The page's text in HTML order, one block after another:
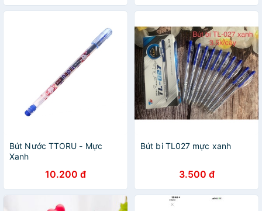
Bút Nước TTORU - Mực
Xanh
10.200 đ
Bút bi TL027 mực xanh
3.500 đ